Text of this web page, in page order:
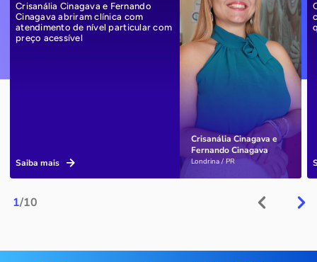
1/10
Crisanália Cinagava e
Fernando Cinagava
Londrina / PR
Crisanália Cinagava e Fernando
Cinagava abriram clínica com
atendimento de nível particular com
preço acessível
Saiba mais